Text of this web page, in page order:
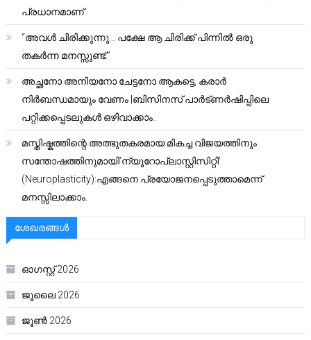
പ്രധാനമാണ്.
“അവൾ ചിരിക്കുന്നു… പക്ഷേ ആ ചിരിക്ക് പിന്നിൽ ഒരു
തകർന്ന മനസ്സുണ്ട്.”
അച്ഛനോ അനിയനോ ചേട്ടനോ ആകട്ടെ, കരാർ
നിർബന്ധമായും വേണം |ബിസിനസ് പാർട്ണർഷിപ്പിലെ
പറ്റിക്കപ്പെടലുകൾ ഒഴിവാക്കാം..
മസ്തിഷ്കത്തിന്റെ അത്ഭുതകരമായ മികച്ച വിജയത്തിനും
സന്തോഷത്തിനുമായി’ന്യൂറോപ്ലാസ്റ്റിസിറ്റി’
(Neuroplasticity):എങ്ങനെ പ്രയോജനപ്പെടുത്താമെന്ന്
മനസ്സിലാക്കാം.
ശേഖരങ്ങൾ
ഓഗസ്റ്റ്‌ 2026
ജൂലൈ 2026
ജൂൺ 2026